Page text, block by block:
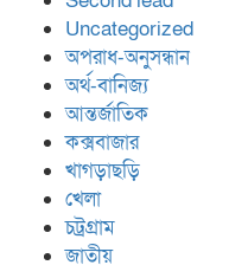
Uncategorized
অপরাধ-অনুসন্ধান
অর্থ-বানিজ্য
আন্তর্জাতিক
কক্সবাজার
খাগড়াছড়ি
খেলা
চট্রগ্রাম
জাতীয়